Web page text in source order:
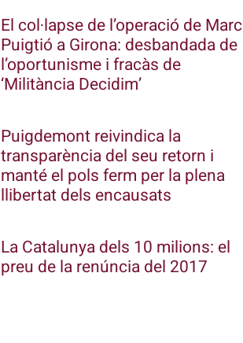
El col·lapse de l’operació de Marc
Puigtió a Girona: desbandada de
l’oportunisme i fracàs de
‘Militància Decidim’
Puigdemont reivindica la
transparència del seu retorn i
manté el pols ferm per la plena
llibertat dels encausats
La Catalunya dels 10 milions: el
preu de la renúncia del 2017